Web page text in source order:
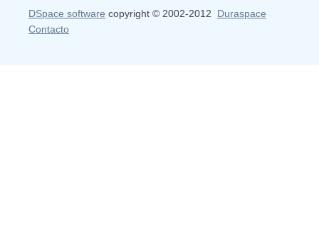
DSpace software copyright © 2002-2012 Duraspace
Contacto